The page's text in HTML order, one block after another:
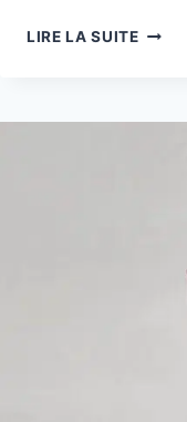
LIRE LA SUITE